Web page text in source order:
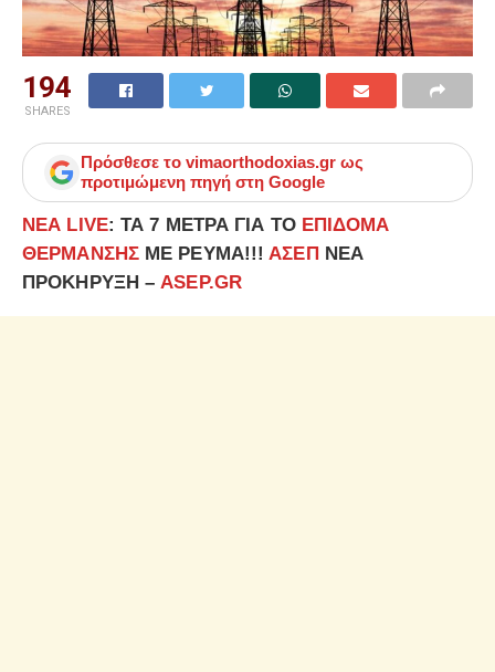
194
SHARES
Πρόσθεσε το vimaorthodoxias.gr ως
προτιμώμενη πηγή στη Google
ΝΕΑ LIVE: ΤΑ 7 ΜΕΤΡΑ ΓΙΑ ΤΟ ΕΠΙΔΟΜΑ
ΘΕΡΜΑΝΣΗΣΜΕ ΡΕΥΜΑ!!!ΑΣΕΠ ΝΕΑ
ΠΡΟΚΗΡΥΞΗ –ASEP.GR